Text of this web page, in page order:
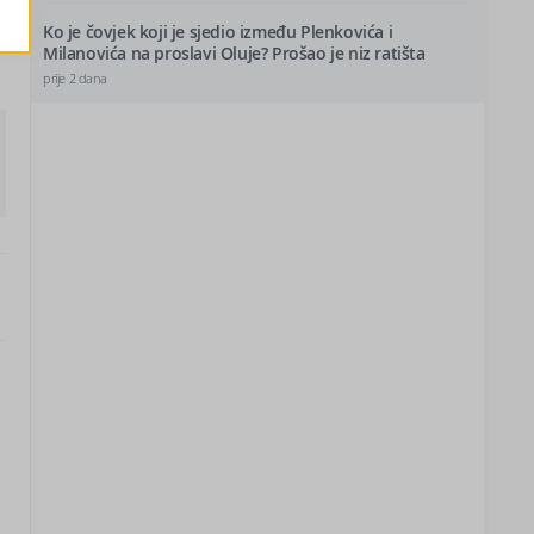
Ko je čovjek koji je sjedio između Plenkovića i
Milanovića na proslavi Oluje? Prošao je niz ratišta
prije 2 dana